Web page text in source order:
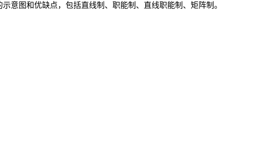
意图和优缺点，包括直线制、职能制、直线职能制、矩阵制。